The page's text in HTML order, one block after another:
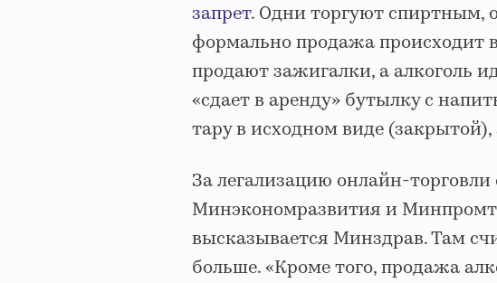
запрет. Одни торгуют спиртным,
формально продажа происходит
продают зажигалки, а алкоголь
«сдает в аренду» бутылку с
тару в исходном виде
За легализацию онлайн-
Минэкономразвития и
высказывается Минздрав. Там
больше. «Кроме того, продажа